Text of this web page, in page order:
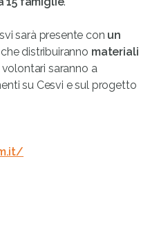
sarà presente con un
che distribuiranno materiali
volontari saranno a
su Cesvi e sul progetto